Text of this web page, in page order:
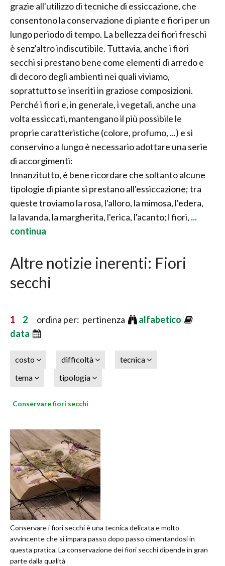
grazie all'utilizzo di tecniche di essiccazione, che
consentono la conservazione di piante e fiori per un
lungo periodo di tempo. La bellezza dei fiori freschi
è senz'altro indiscutibile. Tuttavia, anche i fiori
secchi si prestano bene come elementi di arredo e
di decoro degli ambienti nei quali viviamo,
soprattutto se inseriti in graziose composizioni.
Perché i fiori e, in generale, i vegetali, anche una
volta essiccati, mantengano il più possibile le
proprie caratteristiche (colore, profumo, ...) e si
conservino a lungo è necessario adottare una serie
di accorgimenti:
Innanzitutto, è bene ricordare che soltanto alcune
tipologie di piante si prestano all'essiccazione; tra
queste troviamo la rosa, l'alloro, la mimosa, l'edera,
la lavanda, la margherita, l'erica, l'acanto;I fiori, ...
continua
Altre notizie inerenti: Fiori
secchi
1 2 ordina per: pertinenza
alfabetico
data
costo difficoltà
tecnica
tema
tipologia
Conservare fiori secchi
Conservare i fiori secchi è una tecnica delicata e molto
avvincente che si impara passo dopo passo cimentandosi in
questa pratica. La conservazione dei fiori secchi dipende in gran
parte dalla qualità